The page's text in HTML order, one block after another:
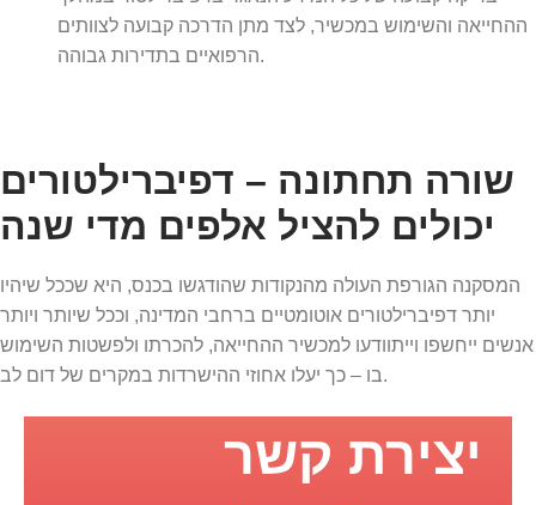
ההחייאה והשימוש במכשיר, לצד מתן הדרכה קבועה לצוותים
הרפואיים בתדירות גבוהה.
שורה תחתונה – דפיברילטורים
יכולים להציל אלפים מדי שנה
המסקנה הגורפת העולה מהנקודות שהודגשו בכנס, היא שככל שיהיו
יותר דפיברילטורים אוטומטיים ברחבי המדינה, וככל שיותר ויותר
אנשים ייחשפו וייתוודעו למכשיר ההחייאה, להכרתו ולפשטות השימוש
בו – כך יעלו אחוזי ההישרדות במקרים של דום לב.
יצירת קשר